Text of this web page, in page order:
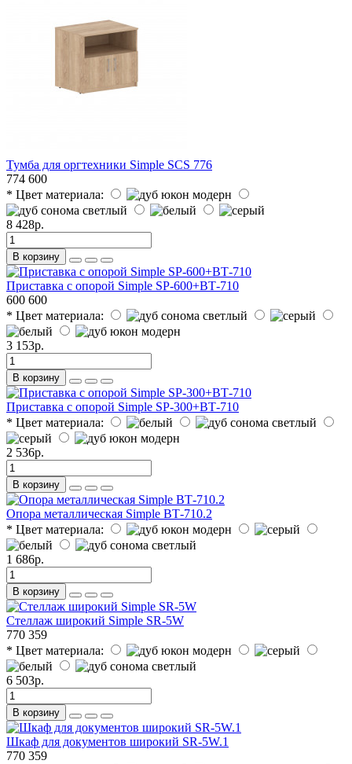
Тумба для оргтехники Simple SCS 776
774 600
* Цвет материала:
8 428р.
В корзину
Приставка с опорой Simple SP-600+ВТ-710
600 600
* Цвет материала:
3 153р.
В корзину
Приставка с опорой Simple SP-300+ВТ-710
* Цвет материала:
2 536р.
В корзину
Опора металлическая Simple ВТ-710.2
* Цвет материала:
1 686р.
В корзину
Стеллаж широкий Simple SR-5W
770 359
* Цвет материала:
6 503р.
В корзину
Шкаф для документов широкий SR-5W.1
770 359